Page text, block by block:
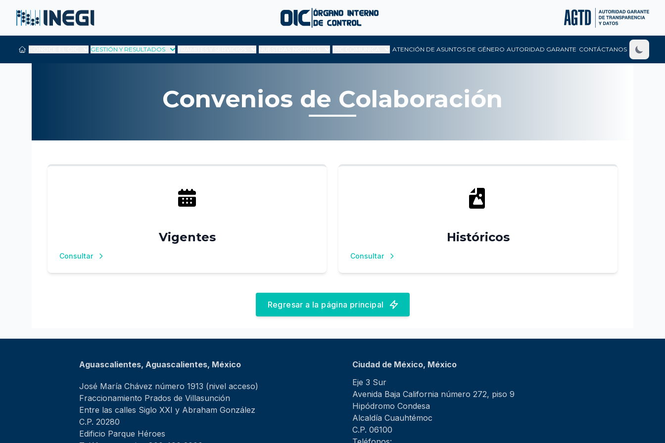
GESTIÓN Y RESULTADOS ATENCIÓN DE ASUNTOS DE GÉNERO AUTORIDAD GARANTE CONTÁCTANOS
Convenios de Colaboración
Vigentes
Consultar
Históricos
Consultar
Regresar a la página principal
Aguascalientes, Aguascalientes, México
José María Chávez número 1913 (nivel acceso)
Fraccionamiento Prados de Villasunción
Entre las calles Siglo XXI y Abraham González
C.P. 20280
Edificio Parque Héroes
Ciudad de México, México
Eje 3 Sur
Avenida Baja California número 272, piso 9
Hipódromo Condesa
Alcaldía Cuauhtémoc
C.P. 06100